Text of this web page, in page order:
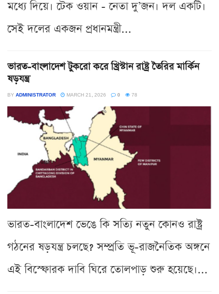
মধ্যে দিয়ে। টেক ওয়ান - নেতা দু’জন। দল একটি।
সেই দলের একজন প্রধানমন্ত্রী...
ভারত-বাংলাদেশ টুকরো করে খ্রিস্টান রাষ্ট্র তৈরির মার্কিন
ষড়যন্ত্র
BY ADMINISTRATOR MARCH 21, 2026 0 78
ভারত-বাংলাদেশ ভেঙে কি সত্যি নতুন কোনও রাষ্ট্র
গঠনের ষড়যন্ত্র চলছে? সম্প্রতি ভূ-রাজনৈতিক অঙ্গনে
এই বিস্ফোরক দাবি ঘিরে তোলপাড় শুরু হয়েছে।...